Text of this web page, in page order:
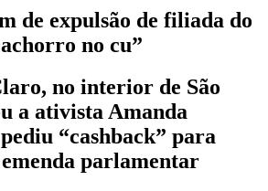
de expulsão de filiada do
no cu”
no interior de São
a ativista Amanda
“cashback” para
parlamentar